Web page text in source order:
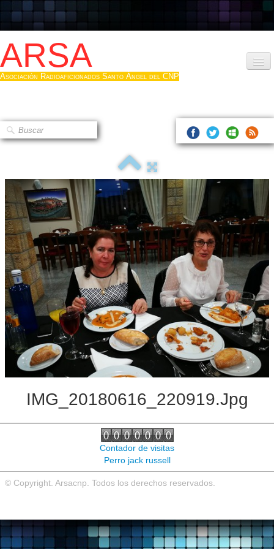
ARSA
Asociación Radioaficionados Santo Ángel del CNP
Que es la ARSA
Hacerse socio
Log diploma en Pdf
Fotos
Sistemas Digitales
Noticias de interés
Contacto
IMG_20180616_220919.jpg
Contador de visitas
Perro jack russell
© Copyright. Arsacnp. Todos los derechos reservados.